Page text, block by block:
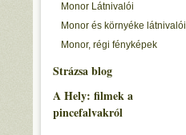
Monor Látnivalói
Monor és környéke látnivalói
Monor, régi fényképek
Strázsa blog
A Hely: filmek a
pincefalvakról